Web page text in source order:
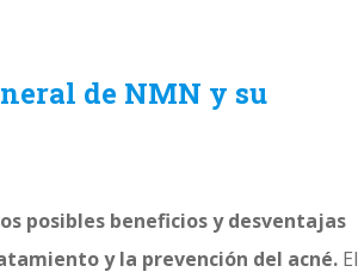
de NMN y su
posibles beneficios y desventajas
y la prevención del acné. El